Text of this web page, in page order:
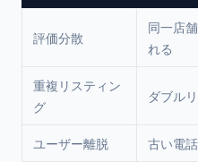
評価分散
同一店
れる
重複リスティン
グ
ダブル
ユーザー離脱 古い電